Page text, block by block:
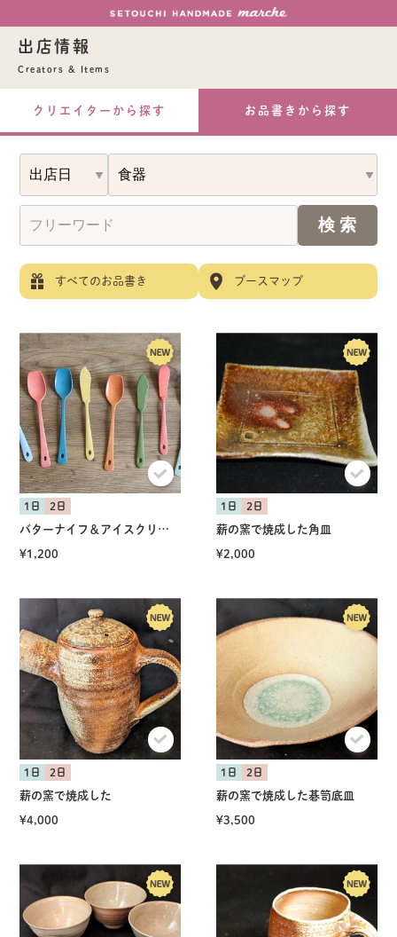
出店情報
Creators & Items
クリエイターから探す お品書きから探す
すべてのお品書き ブースマップ
1日 2日
バターナイフ＆アイスクリームスプーン
¥1,200
1日 2日
薪の窯で焼成した角皿
¥2,000
1日 2日
薪の窯で焼成した
¥4,000
1日 2日
薪の窯で焼成した碁笥底皿
¥3,500